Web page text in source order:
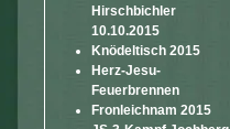
Hirschbichler
10.10.2015
Knödeltisch 2015
Herz-Jesu-
Feuerbrennen
Fronleichnam 2015